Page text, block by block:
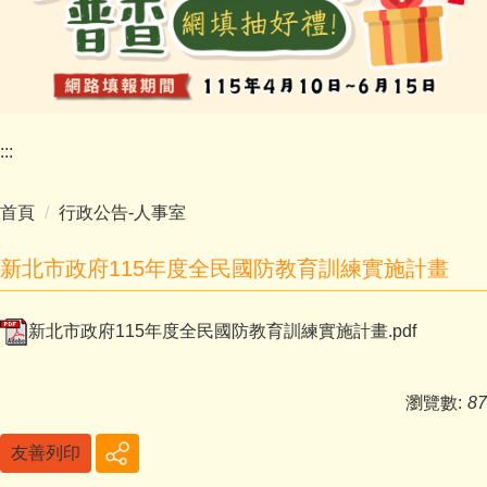
:::
首頁 行政公告-人事室
新北市政府115年度全民國防教育訓練實施計畫
新北市政府115年度全民國防教育訓練實施計畫.pdf
瀏覽數: 87
友善列印